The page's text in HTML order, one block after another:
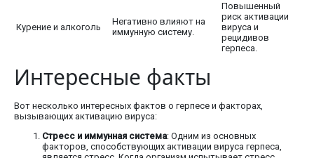
Курение и алкоголь
Негативно влияют на
иммунную систему.
Повышенный
риск активации
вируса и
рецидивов
герпеса.
Интересные факты
Вот несколько интересных фактов о герпесе и факторах,
вызывающих активацию вируса:
Стресс и иммунная система: Одним из основных
факторов, способствующих активации вируса герпеса,